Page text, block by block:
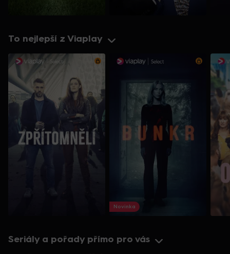
To nejlepší z Viaplay
Novinka
Seriály a pořady přímo pro vás